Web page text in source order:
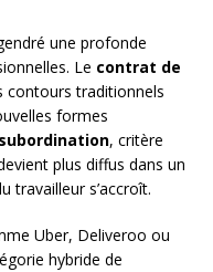
une profonde
Le contrat de
contours traditionnels
formes
, critère
plus diffus dans un
travailleur s’accroît.
Uber, Deliveroo ou
hybride de